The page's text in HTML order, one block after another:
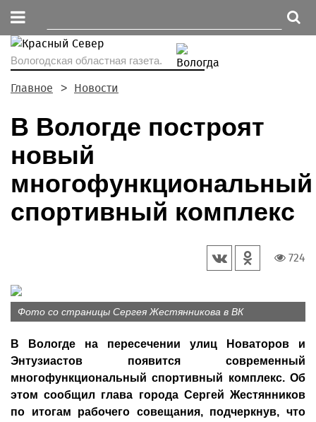
Вологодская областная газета.
Главное Новости
В Вологде построят
новый
многофункциональный
спортивный комплекс
724
Фото со страницы Сергея Жестянникова в ВК
В Вологде на пересечении улиц Новаторов и
Энтузиастов появится современный
многофункциональный спортивный комплекс. Об
этом сообщил глава города Сергей Жестянников
по итогам рабочего совещания, подчеркнув, что